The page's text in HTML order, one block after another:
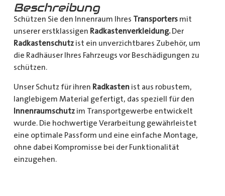
Beschreibung
Schützen Sie den Innenraum Ihres Transportersmit
unserer erstklassigen Radkastenverkleidung.Der
Radkastenschutzist ein unverzichtbares Zubehör, um
die Radhäuser Ihres Fahrzeugs vor Beschädigungen zu
schützen.
Unser Schutz für ihren Radkastenist aus robustem,
langlebigem Material gefertigt, das speziell für den
Innenraumschutzim Transportgewerbe entwickelt
wurde. Die hochwertige Verarbeitung gewährleistet
eine optimale Passform und eine einfache Montage,
ohne dabei Kompromisse bei der Funktionalität
einzugehen.